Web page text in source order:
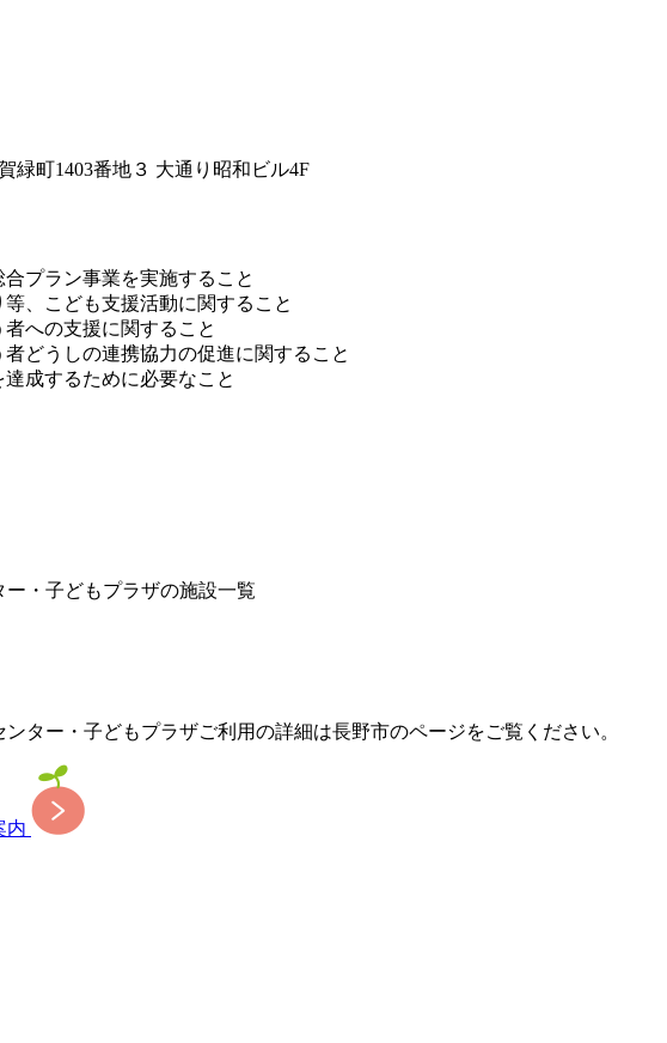
緑町1403番地３ 大通り昭和ビル4F
プラン事業を実施すること
、こども支援活動に関すること
への支援に関すること
どうしの連携協力の促進に関すること
成するために必要なこと
・子どもプラザの施設一覧
ター・子どもプラザご利用の詳細は長野市のページをご覧ください。
内